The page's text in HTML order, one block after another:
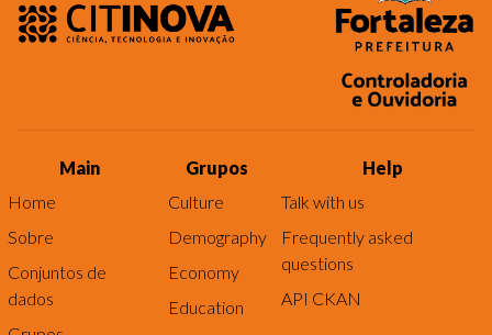
Main
Home
Sobre
Conjuntos de
dados
Grupos
Culture
Demography
Economy
Education
Help
Talk with us
Frequently asked
questions
API CKAN